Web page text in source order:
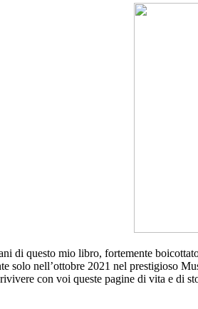
di questo mio libro, fortemente
solo nell’ottobre 2021 nel prestigioso
con voi queste pagine di vita e di